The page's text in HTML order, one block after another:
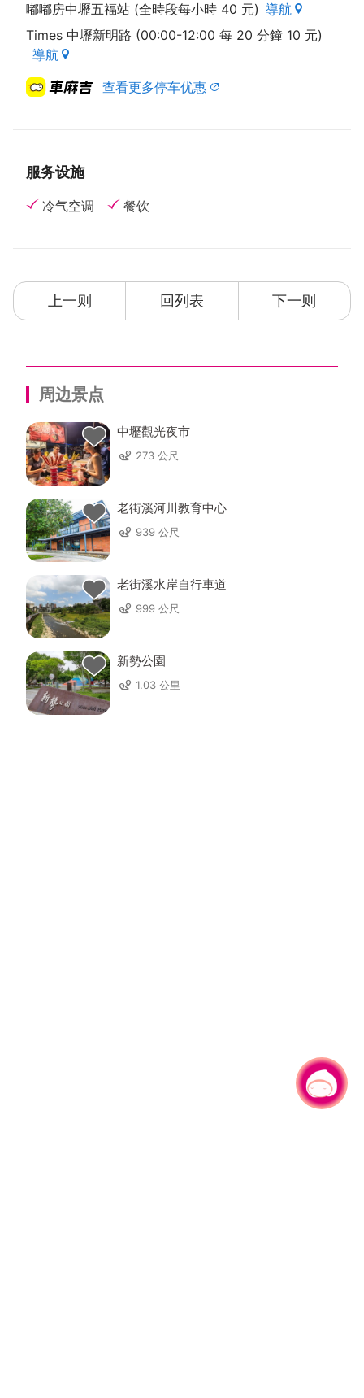
嘟嘟房中壢五福站 (全時段每小時 40 元) 導航
Times 中壢新明路 (00:00-12:00 每 20 分鐘 10 元)
導航
查看更多停车优惠
服务设施
冷气空调 餐饮
上一则 回列表 下一则
周边景点
中壢觀光夜市
273 公尺
老街溪河川教育中心
939 公尺
老街溪水岸自行車道
999 公尺
新勢公園
1.03 公里